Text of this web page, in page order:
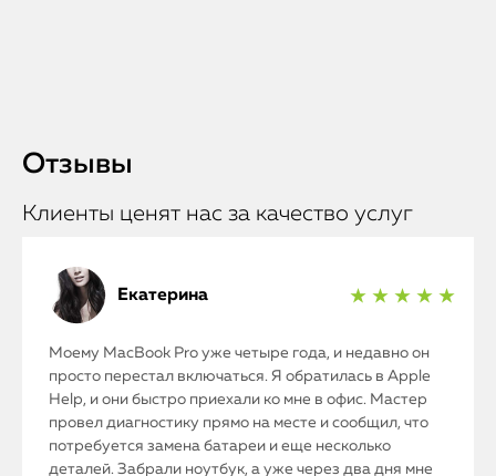
Отзывы
Клиенты ценят нас за качество услуг
Екатерина ★ ★ ★ ★ ★
Моему MacBook Pro уже четыре года, и недавно он
просто перестал включаться. Я обратилась в Apple
Help, и они быстро приехали ко мне в офис. Мастер
провел диагностику прямо на месте и сообщил, что
потребуется замена батареи и еще несколько
деталей. Забрали ноутбук, а уже через два дня мне